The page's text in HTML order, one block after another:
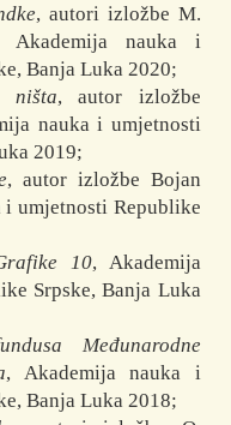
, autori izložbe M.
nauka i
Banja Luka 2020;
ništa, autor izložbe
nauka i umjetnosti
2019;
, autor izložbe Bojan
i umjetnosti Republike
10, Akademija
Srp­ske, Banja Luka
Međunarodne
, Aka­de­mija nauka i
Banja Luka 2018;